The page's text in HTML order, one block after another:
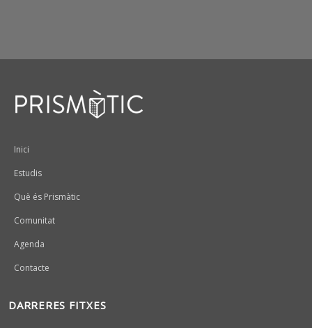
Peu
Inici
Estudis
Què és Prismàtic
Comunitat
Agenda
Contacte
DARRERES FITXES